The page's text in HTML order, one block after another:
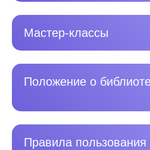
Мастер-классы
Положение о
Правила пользования